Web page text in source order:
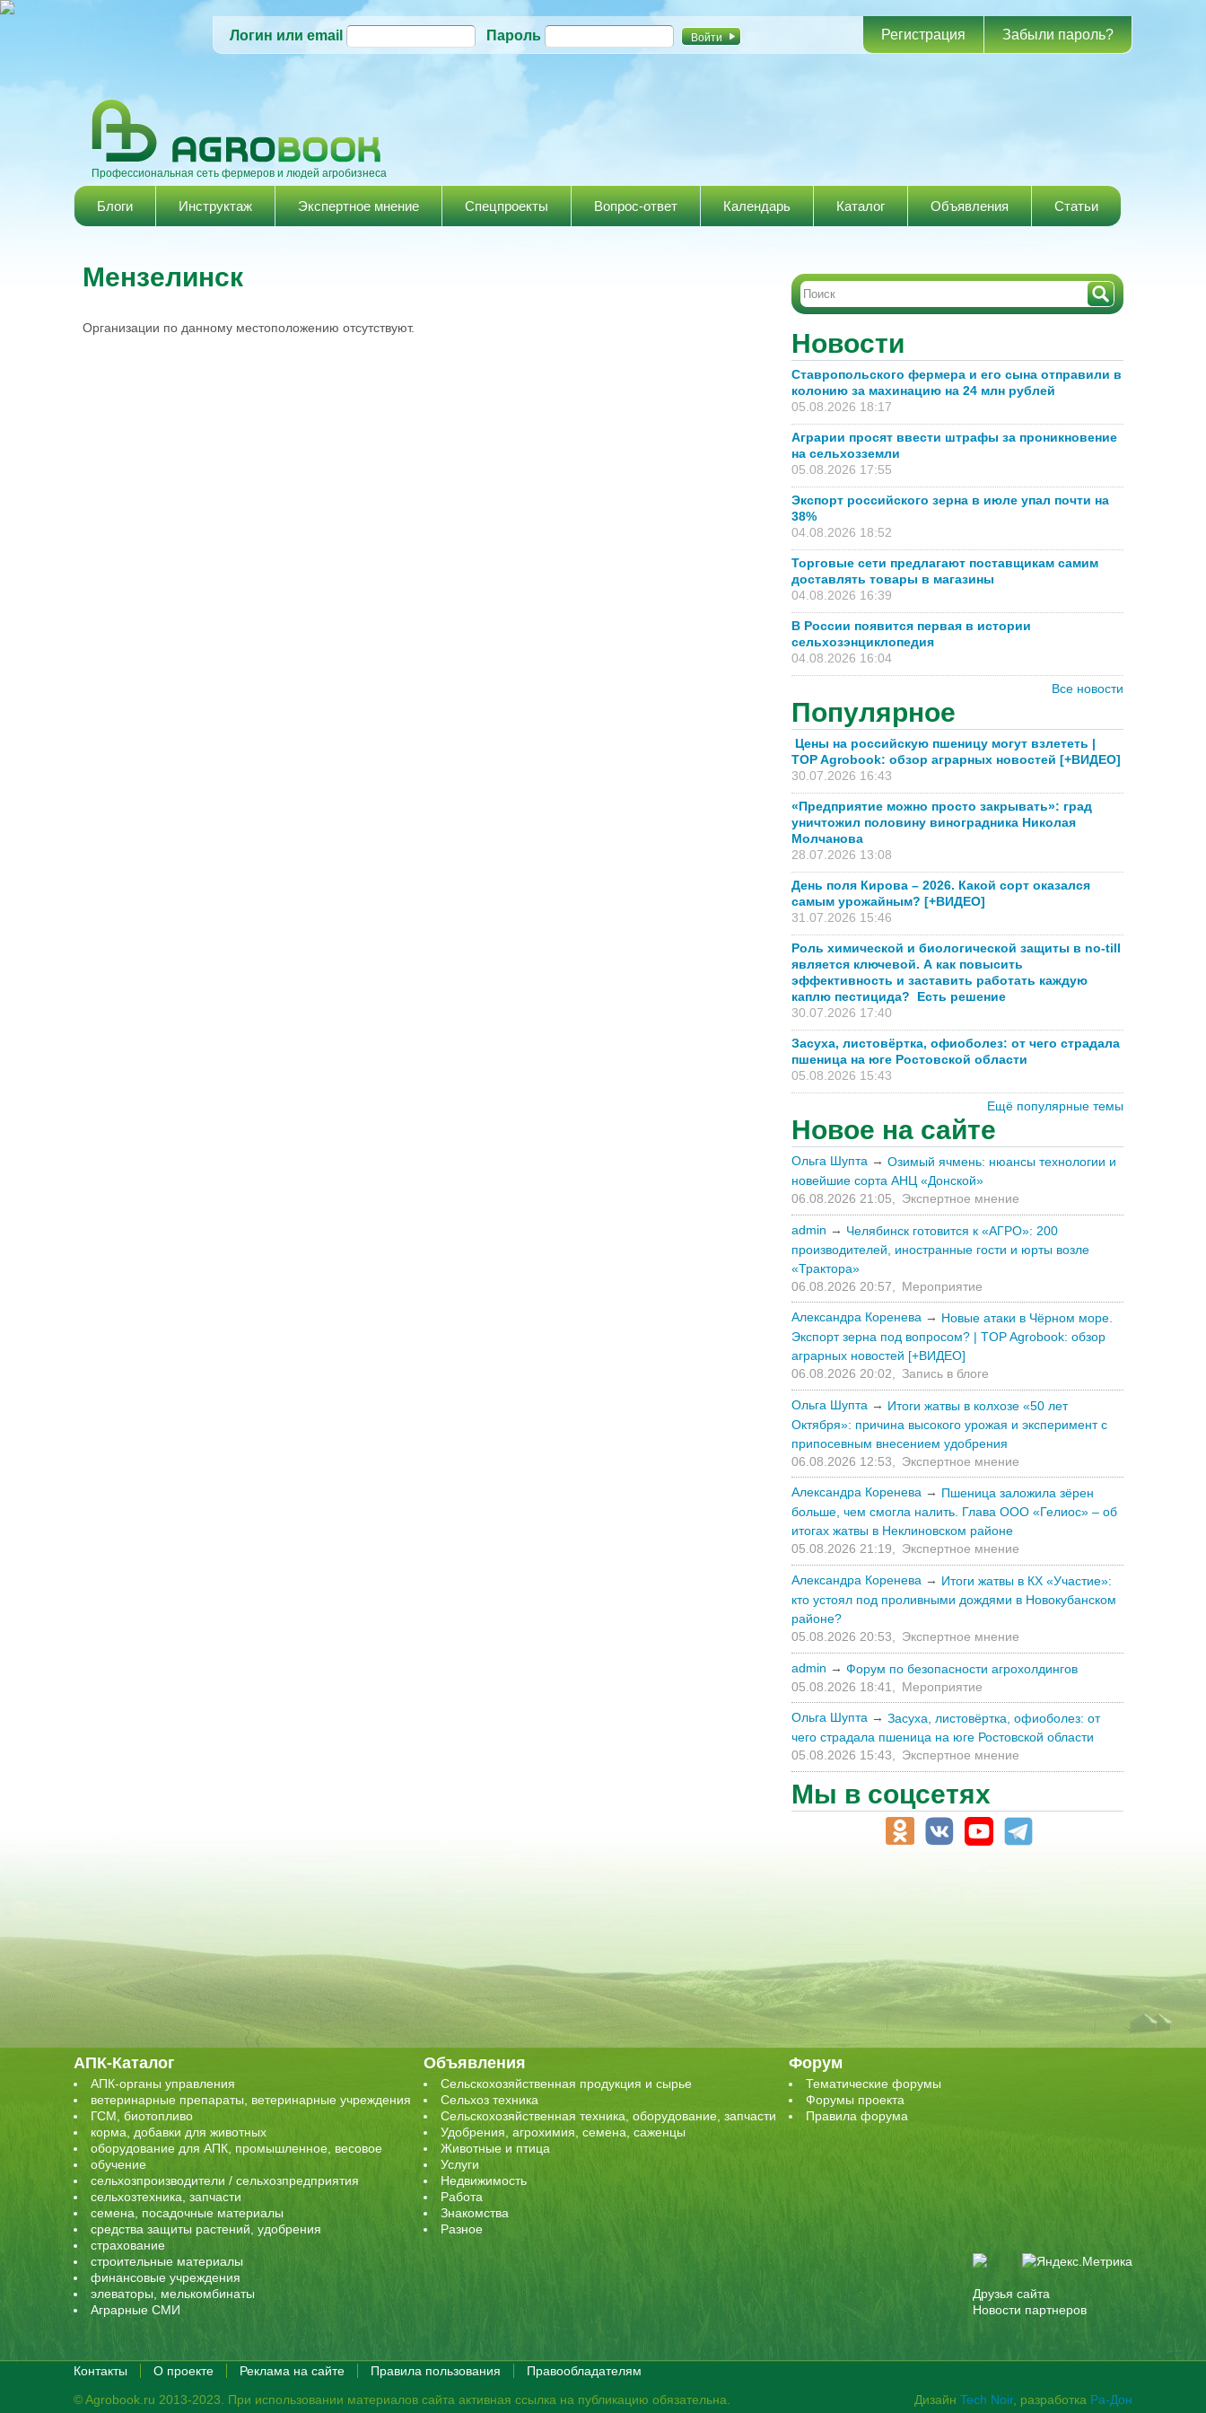
Перейти к
содержанию
Логин или email Пароль Регистрация Забыли пароль?
Профессиональная сеть фермеров и людей агробизнеса
Главное меню
Блоги Инструктаж Экспертное мнение Спецпроекты Вопрос-ответ Календарь Каталог Объявления Статьи
Мензелинск
Организации по данному местоположению отсутствуют.
Новости
Ставропольского фермера и его сына отправили в
колонию за махинацию на 24 млн рублей
05.08.2026 18:17
Аграрии просят ввести штрафы за проникновение
на сельхозземли
05.08.2026 17:55
Экспорт российского зерна в июле упал почти на
38%
04.08.2026 18:52
Торговые сети предлагают поставщикам самим
доставлять товары в магазины
04.08.2026 16:39
В России появится первая в истории
сельхозэнциклопедия
04.08.2026 16:04
Все новости
Популярное
Цены на российскую пшеницу могут взлететь |
TOP Agrobook: обзор аграрных новостей [+ВИДЕО]
30.07.2026 16:43
«Предприятие можно просто закрывать»: град
уничтожил половину виноградника Николая
Молчанова
28.07.2026 13:08
День поля Кирова – 2026. Какой сорт оказался
самым урожайным? [+ВИДЕО]
31.07.2026 15:46
Роль химической и биологической защиты в no-till
является ключевой. А как повысить
эффективность и заставить работать каждую
каплю пестицида? Есть решение
30.07.2026 17:40
Засуха, листовёртка, офиоболез: от чего страдала
пшеница на юге Ростовской области
05.08.2026 15:43
Ещё популярные темы
Новое на сайте
Ольга Шупта → Озимый ячмень: нюансы технологии и
новейшие сорта АНЦ «Донской»
06.08.2026 21:05,
Экспертное мнение
admin → Челябинск готовится к «АГРО»: 200
производителей, иностранные гости и юрты возле
«Трактора»
06.08.2026 20:57,
Мероприятие
Александра Коренева → Новые атаки в Чёрном море.
Экспорт зерна под вопросом? | TOP Agrobook: обзор
аграрных новостей [+ВИДЕО]
06.08.2026 20:02,
Запись в блоге
Ольга Шупта → Итоги жатвы в колхозе «50 лет
Октября»: причина высокого урожая и эксперимент с
припосевным внесением удобрения
06.08.2026 12:53,
Экспертное мнение
Александра Коренева → Пшеница заложила зёрен
больше, чем смогла налить. Глава ООО «Гелиос» – об
итогах жатвы в Неклиновском районе
05.08.2026 21:19, Экспертное мнение
Александра Коренева → Итоги жатвы в КХ «Участие»:
кто устоял под проливными дождями в Новокубанском
районе?
05.08.2026 20:53,
Экспертное мнение
admin → Форум по безопасности агрохолдингов
05.08.2026 18:41,
Мероприятие
Ольга Шупта → Засуха, листовёртка, офиоболез: от
чего страдала пшеница на юге Ростовской области
05.08.2026 15:43,
Экспертное мнение
Мы в соцсетях
АПК-Каталог
АПК-органы управления
ветеринарные препараты, ветеринарные учреждения
ГСМ, биотопливо
корма, добавки для животных
оборудование для АПК, промышленное, весовое
обучение
сельхозпроизводители / сельхозпредприятия
сельхозтехника, запчасти
семена, посадочные материалы
средства защиты растений, удобрения
страхование
строительные материалы
финансовые учреждения
элеваторы, мелькомбинаты
Аграрные СМИ
Объявления
Сельскохозяйственная продукция и сырье
Сельхоз техника
Сельскохозяйственная техника, оборудование, запчасти
Удобрения, агрохимия, семена, саженцы
Животные и птица
Услуги
Недвижимость
Работа
Знакомства
Разное
Форум
Тематические форумы
Форумы проекта
Правила форума
Друзья сайта
Новости партнеров
Контакты О проекте Реклама на сайте Правила пользования
Правообладателям
© Agrobook.ru 2013-2023. При использовании материалов сайта активная ссылка на публикацию обязательна.
Дизайн Tech Noir, разработка Ра-Дон